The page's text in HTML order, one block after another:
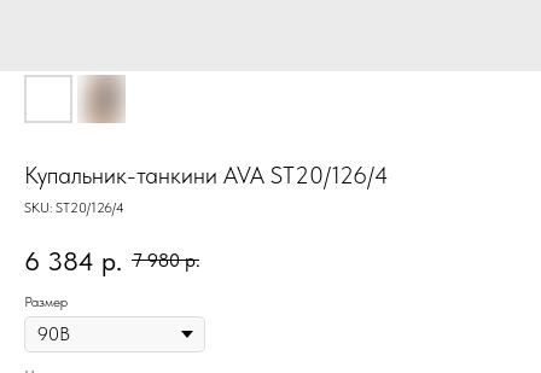
Купальник-танкини AVA ST20/126/4
SKU: ST20/126/4
6 384 р. 7 980 р.
Размер